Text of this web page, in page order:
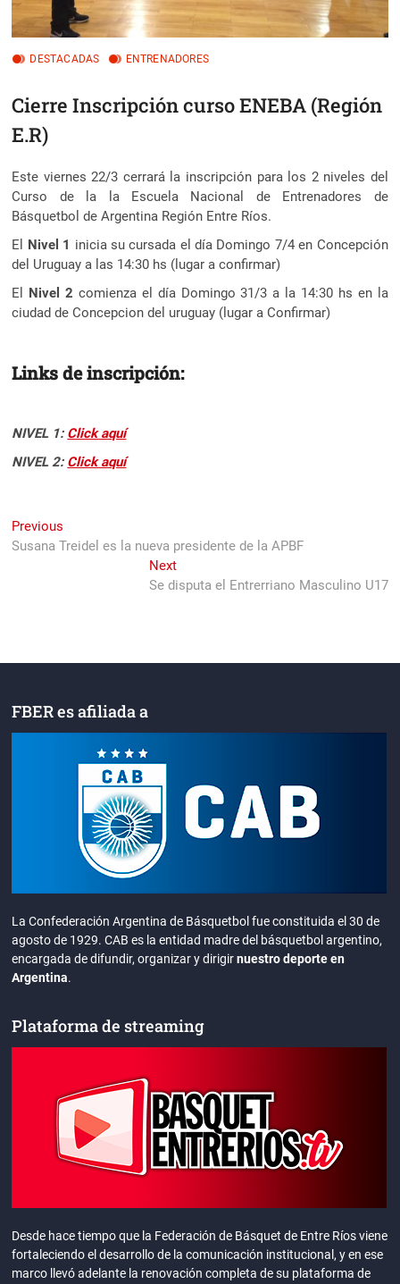
DESTACADAS ENTRENADORES
Cierre Inscripción curso ENEBA (Región
E.R)
Este viernes 22/3 cerrará la inscripción para los 2 niveles del
Curso de la la Escuela Nacional de Entrenadores de
Básquetbol de Argentina Región Entre Ríos.
El Nivel 1 inicia su cursada el día Domingo 7/4 en Concepción
del Uruguay a las 14:30 hs (lugar a confirmar)
El Nivel 2 comienza el día Domingo 31/3 a la 14:30 hs en la
ciudad de Concepcion del uruguay (lugar a Confirmar)
Links de inscripción:
NIVEL 1: Click aquí
NIVEL 2: Click aquí
Navegación
de
Previous
post:
Susana Treidel es la nueva presidente de la APBF
NextNext
post:
Se disputa el Entrerriano Masculino U17
FBER es afiliada a
La Confederación Argentina de Básquetbol fue constituida el 30 de
agosto de 1929. CAB es la entidad madre del básquetbol argentino,
encargada de difundir, organizar y dirigirnuestro deporte en
Argentina.
Plataforma de streaming
Desde hace tiempo que la Federación de Básquet de Entre Ríos viene
fortaleciendo el desarrollo de la comunicación institucional, y en ese
marco llevó adelante la renovación completa de su plataforma de